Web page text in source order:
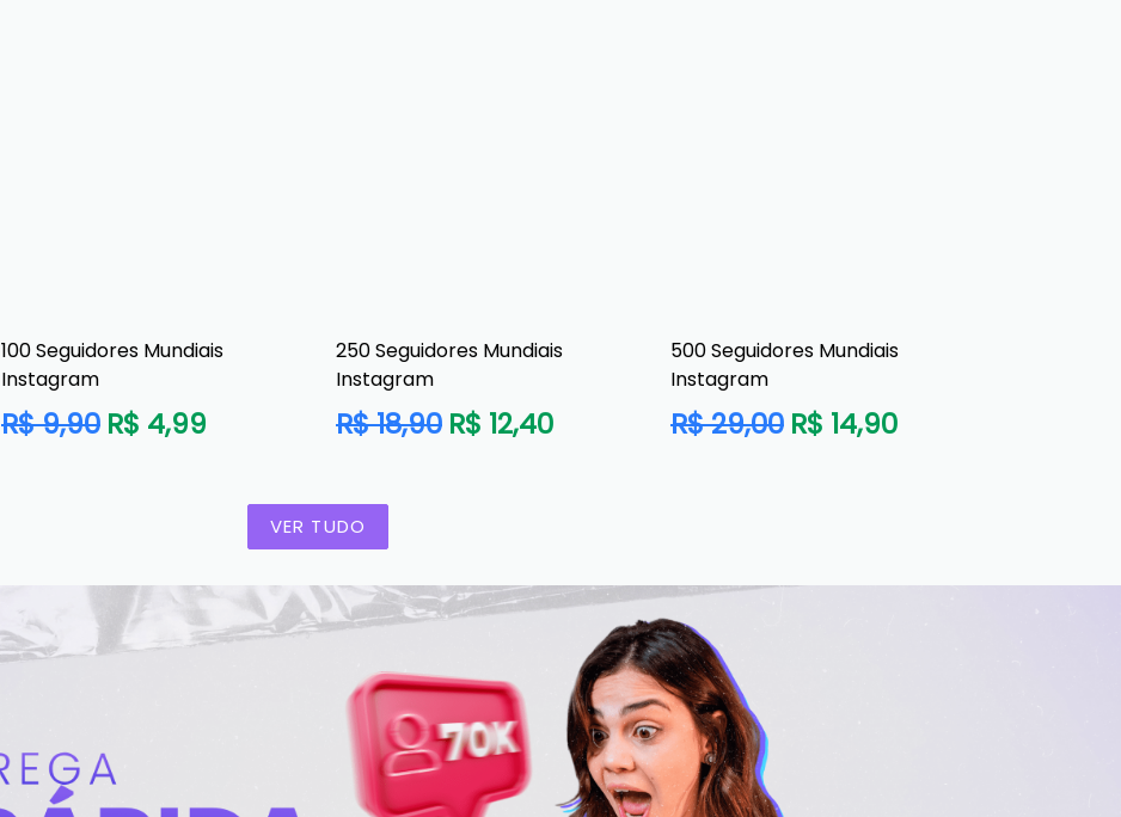
100 Seguidores Mundiais
Instagram
Preço
normal
R$ 9,90 R$ 4,99
250 Seguidores Mundiais
Instagram
Preço
normal
R$ 18,90 R$ 12,40
500 Seguidores Mundiais
Instagram
Preço
R$ 29,00 R$ 14,90
VER TUDO